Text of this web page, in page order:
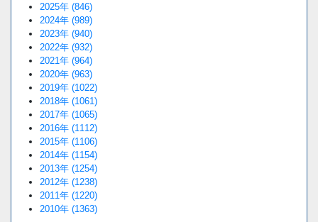
2025年 (846)
2024年 (989)
2023年 (940)
2022年 (932)
2021年 (964)
2020年 (963)
2019年 (1022)
2018年 (1061)
2017年 (1065)
2016年 (1112)
2015年 (1106)
2014年 (1154)
2013年 (1254)
2012年 (1238)
2011年 (1220)
2010年 (1363)